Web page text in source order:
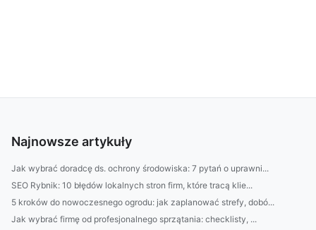
Najnowsze artykuły
Jak wybrać doradcę ds. ochrony środowiska: 7 pytań o uprawni...
SEO Rybnik: 10 błędów lokalnych stron firm, które tracą klie...
5 kroków do nowoczesnego ogrodu: jak zaplanować strefy, dobó...
Jak wybrać firmę od profesjonalnego sprzątania: checklisty, ...